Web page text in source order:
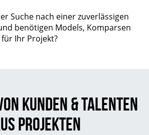
Suche nach einer zuverlässigen
benötigen Models, Komparsen
Ihr Projekt?
Kunden & Talenten
Projekten